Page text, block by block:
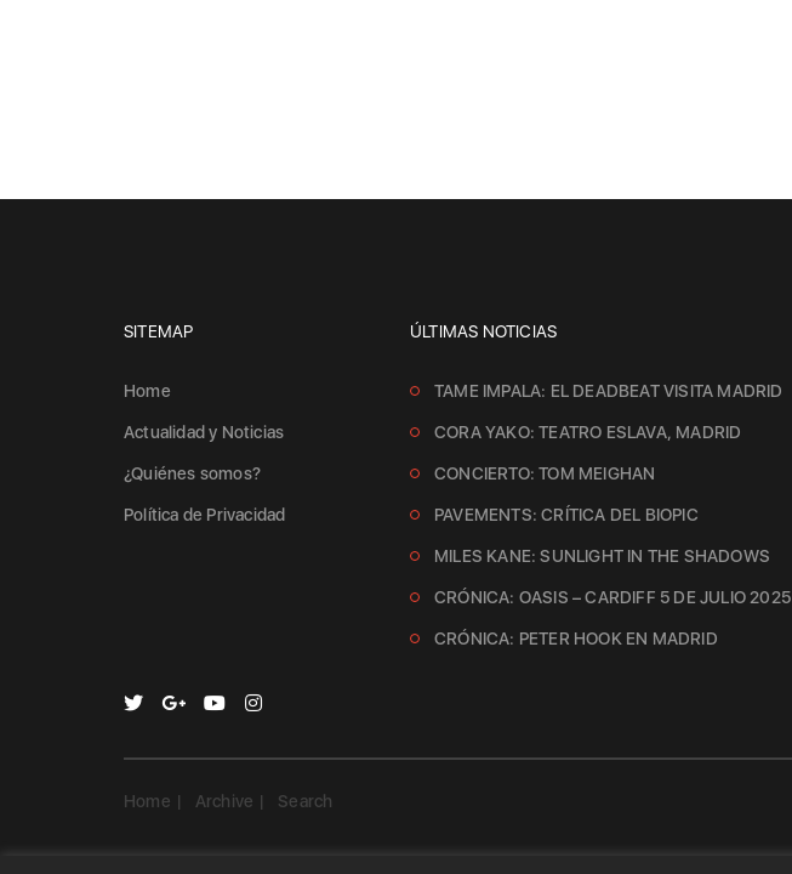
SITEMAP
Home
Actualidad y Noticias
¿Quiénes somos?
Política de Privacidad
ÚLTIMAS NOTICIAS
TAME IMPALA: EL DEADBEAT VISITA MADRID
CORA YAKO: TEATRO ESLAVA, MADRID
CONCIERTO: TOM MEIGHAN
PAVEMENTS: CRÍTICA DEL BIOPIC
MILES KANE: SUNLIGHT IN THE SHADOWS
CRÓNICA: OASIS – CARDIFF 5 DE JULIO 2025
CRÓNICA: PETER HOOK EN MADRID
Home Archive Search